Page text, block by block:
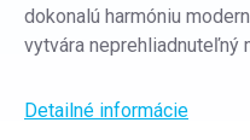
dokonalú harmóniu
vytvára neprehliadnuteľný
Detailné informácie